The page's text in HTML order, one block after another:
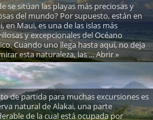
se sitúan las playas más preciosas y
del mundo? Por supuesto, están en
en Maui, es una de las islas más
y excepcionales del Océano
Cuando uno llega hasta aquí, no deja
esta naturaleza, las ... Abrir »
de partida para muchas excursiones es
natural de Alakai, una parte
de la cual está ocupada por